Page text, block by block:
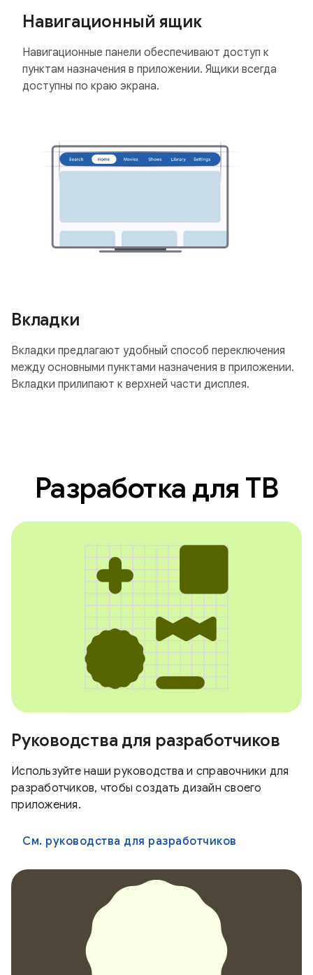
Навигационный ящик
Навигационные панели обеспечивают доступ к
пунктам назначения в приложении. Ящики всегда
доступны по краю экрана.
Вкладки
Вкладки предлагают удобный способ переключения
между основными пунктами назначения в приложении.
Вкладки прилипают к верхней части дисплея.
Разработка для ТВ
Руководства для разработчиков
Используйте наши руководства и справочники для
разработчиков, чтобы создать дизайн своего
приложения.
См. руководства для разработчиков